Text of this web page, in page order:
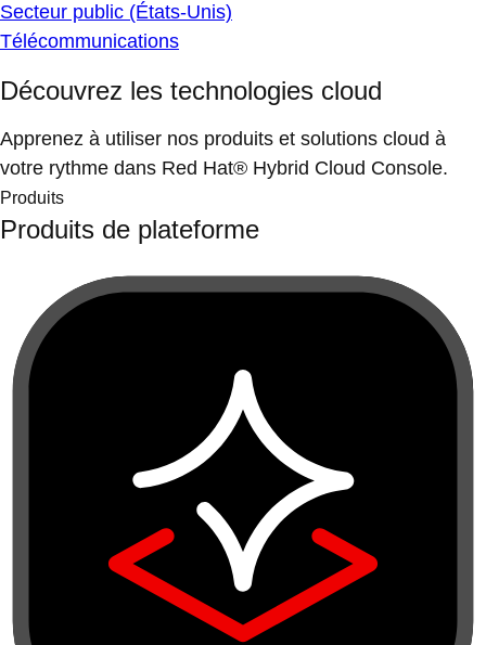
Secteur public (États-Unis)
Télécommunications
Découvrez les technologies cloud
Apprenez à utiliser nos produits et solutions cloud à
votre rythme dans Red Hat® Hybrid Cloud Console.
Produits
Produits de plateforme